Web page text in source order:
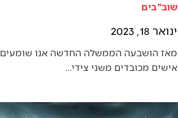
שוב"בים
ינואר 18, 2023
מאז הושבעה הממשלה החדשה אנו שומעים
אישים מכובדים משני צידי…